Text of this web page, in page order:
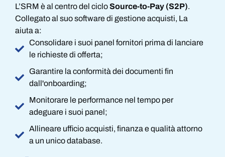
L’SRM è al centro del cicloSource-to-Pay (S2P).
Collegato al suo software di gestione acquisti, La
aiuta a:
Consolidare i suoi panel fornitori prima di lanciare
le richieste di offerta;
Garantire la conformità dei documenti fin
dall'onboarding;
Monitorare le performance nel tempo per
adeguare i suoi panel;
Allineare ufficio acquisti, finanza e qualità attorno
a un unico database.